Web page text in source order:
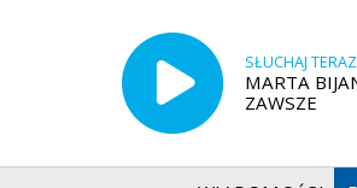
SŁUCHAJ TERAZ
MARTA
ZAWSZE